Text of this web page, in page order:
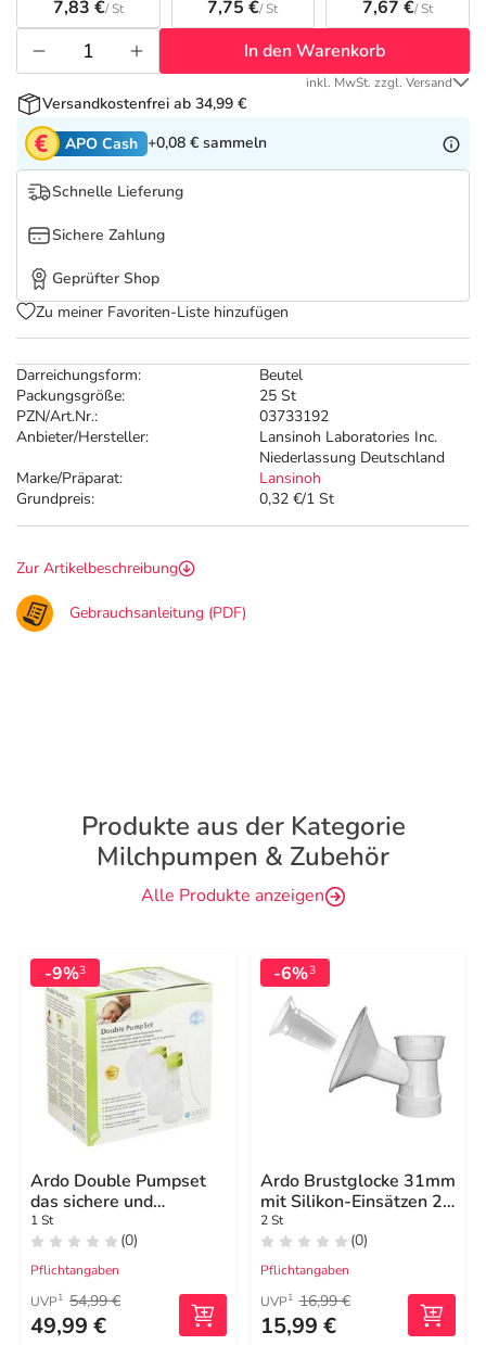
Tierapotheke
Vitamine & Mineralstoffe
Marken
Salus Deals
Darreichungsform:
Beutel
Packungsgröße:
25 St
PZN/Art.Nr.:
03733192
Anbieter/Hersteller:
Lansinoh Laboratories Inc.
Niederlassung Deutschland
Marke/Präparat:
Lansinoh
Grundpreis:
0,32 €/1 St
7,83 €/ St 7,75 €/ St 7,67 €/ St
In den Warenkorb
inkl. MwSt. zzgl. Versand
Versandkostenfrei ab 34,99 €
APO Cash +0,08 € sammeln
Schnelle Lieferung
Sichere Zahlung
Geprüfter Shop
Zu meiner Favoriten-Liste hinzufügen
Zur Artikelbeschreibung
Gebrauchsanleitung (PDF)
Produkte aus der Kategorie
Milchpumpen & Zubehör
Alle Produkte anzeigen
-9%3
Ardo Double Pumpset
das sichere und
hyg.Pumpset
1 St
(0)
Pflichtangaben
UVP1 54,99 €
49,99 €
-6%3
Ardo Brustglocke 31mm
mit Silikon-Einsätzen 28
mm
2 St
(0)
Pflichtangaben
UVP1 16,99 €
15,99 €